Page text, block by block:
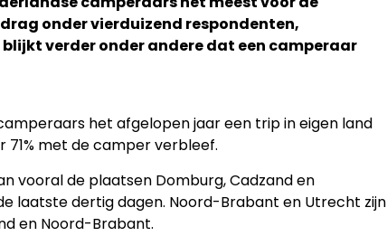
onder vierduizend respondenten,
verder onder andere dat een camperaar
het afgelopen jaar een trip in eigen land
71% met de camper verbleef.
vooral de plaatsen Domburg, Cadzand en
laatste dertig dagen. Noord-Brabant en Utrecht zijn
en Noord-Brabant.